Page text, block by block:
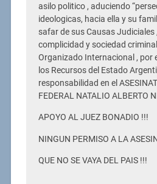
asilo politico , aduciendo
ideologicas, hacia ella y su
safar de sus Causas Judiciales
complicidad y sociedad
Organizado Internacional , por
los Recursos del Estado
responsabilidad en el
FEDERAL NATALIO ALBERTO
APOYO AL JUEZ BONADIO !!!
NINGUN PERMISO A LA
QUE NO SE VAYA DEL PAIS !!!